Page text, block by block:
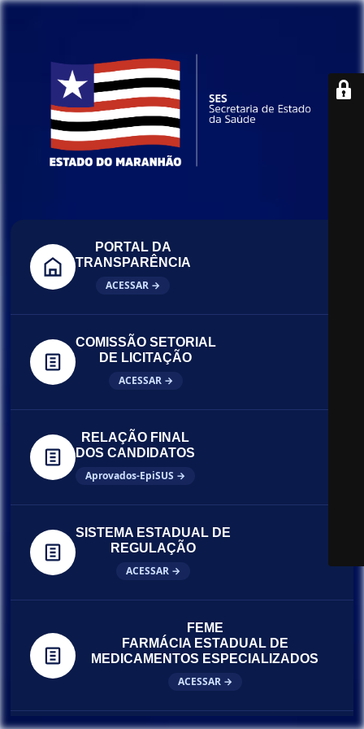
PORTAL DA
TRANSPARÊNCIA
ACESSAR →
COMISSÃO SETORIAL
DE LICITAÇÃO
ACESSAR →
RELAÇÃO FINAL
DOS CANDIDATOS
Aprovados-EpiSUS →
SISTEMA ESTADUAL DE
REGULAÇÃO
ACESSAR →
FEME
FARMÁCIA ESTADUAL DE
MEDICAMENTOS ESPECIALIZADOS
ACESSAR →